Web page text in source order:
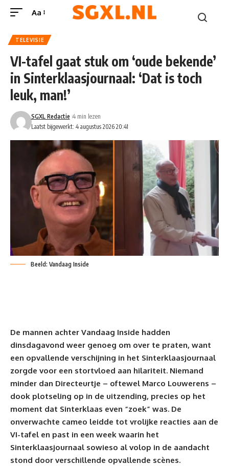
Aa
TELEVISIE
VI-tafel gaat stuk om ‘oude bekende’
in Sinterklaasjournaal: ‘Dat is toch
leuk, man!’
Laatst bijgewerkt: 4 augustus 2026 20:41
SGXL Redactie 4 min lezen
Beeld: Vandaag Inside
De mannen achter Vandaag Inside hadden
dinsdagavond weer genoeg om over te praten, want
een opvallende verschijning in het Sinterklaasjournaal
zorgde voor een stortvloed aan hilariteit. Niemand
minder dan Directeurtje – oftewel Marco Louwerens –
dook plotseling op in de uitzending, precies op het
moment dat Sinterklaas even “zoek” was. De
onverwachte cameo leidde tot vrolijke reacties aan de
VI-tafel en past in een week waarin het
Sinterklaasjournaal sowieso al volop in de aandacht
stond door verschillende opvallende scènes.